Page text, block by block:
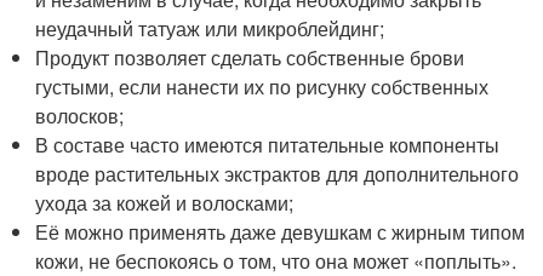
неудачный татуаж или микроблейдинг;
Продукт позволяет сделать собственные брови
густыми, если нанести их по рисунку собственных
волосков;
В составе часто имеются питательные компоненты
вроде растительных экстрактов для дополнительного
ухода за кожей и волосками;
Её можно применять даже девушкам с жирным типом
кожи, не беспокоясь о том, что она может «поплыть».